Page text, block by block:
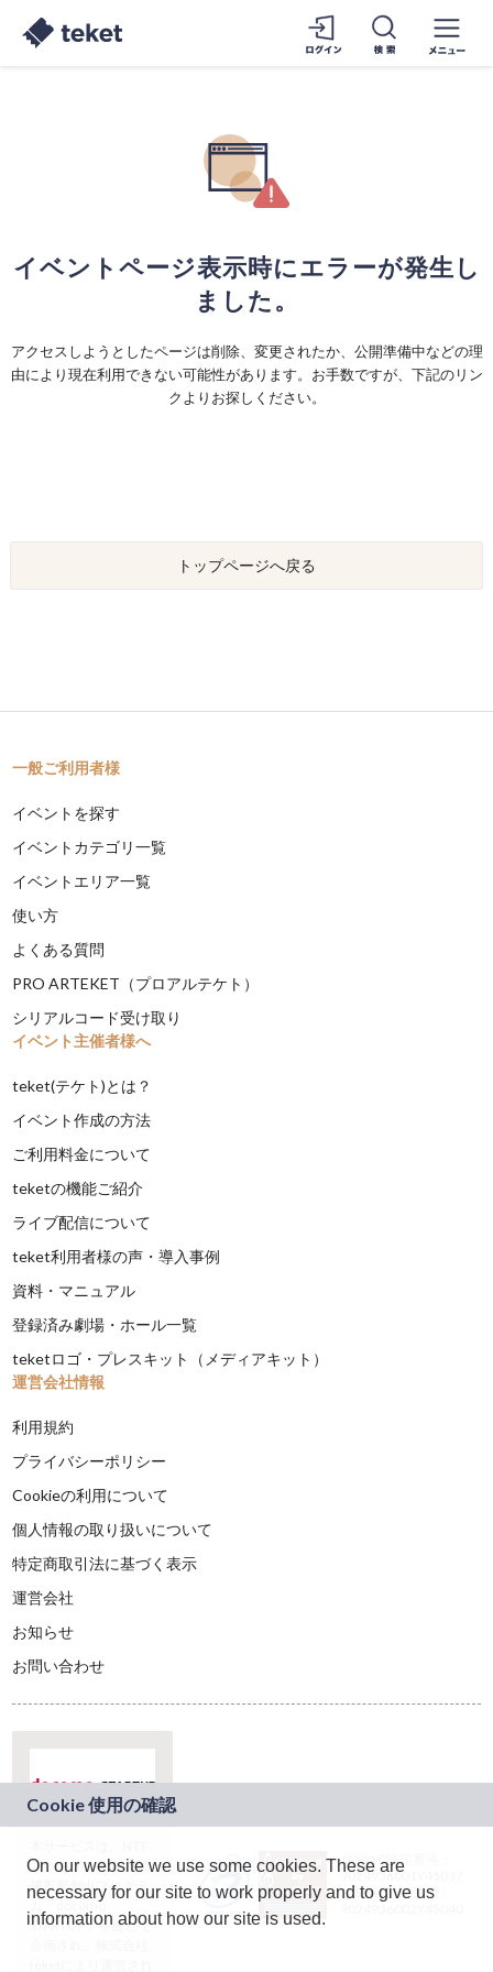
イベントページ表示時にエラーが発生し
ました。
アクセスしようとしたページは削除、変更されたか、公開準備中などの理
由により現在利用できない可能性があります。お手数ですが、下記のリン
クよりお探しください。
トップページへ戻る
一般ご利用者様
イベントを探す
イベントカテゴリ一覧
イベントエリア一覧
使い方
よくある質問
PRO ARTEKET（プロアルテケト）
シリアルコード受け取り
イベント主催者様へ
teket(テケト)とは？
イベント作成の方法
ご利用料金について
teketの機能ご紹介
ライブ配信について
teket利用者様の声・導入事例
資料・マニュアル
登録済み劇場・ホール一覧
teketロゴ・プレスキット（メディアキット）
運営会社情報
利用規約
プライバシーポリシー
Cookieの利用について
個人情報の取り扱いについて
特定商取引法に基づく表示
運営会社
お知らせ
お問い合わせ
ドコモグループの新
規事業創出プログラ
ム「docomo
STARTUP」を通じて
JASRAC許諾番号：
9024936001Y45037
JASRAC許諾番号：
On our website we use some cookies. These are
necessary for our site to work properly and to give us
information about how our site is used.